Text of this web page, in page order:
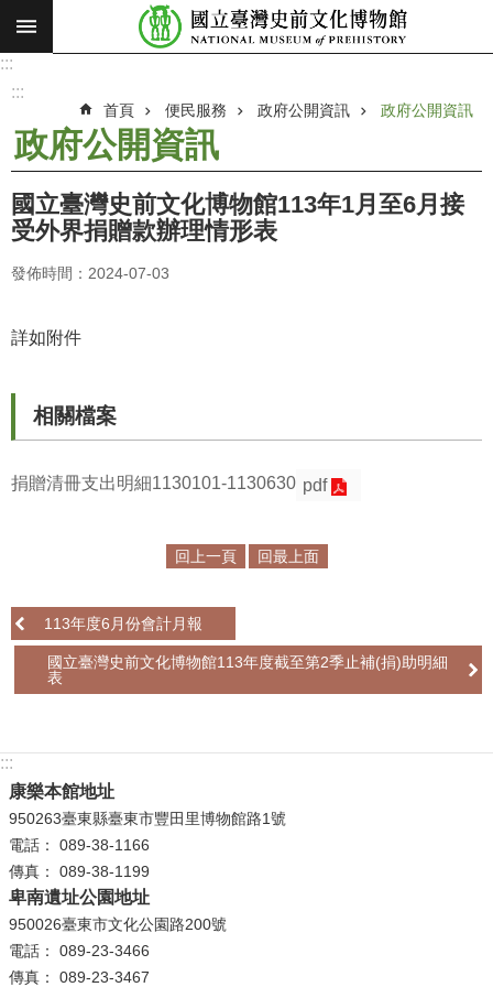
跳到主要內容區塊
搜
願
使
命
最
消
參
觀
覽
索
便
民
服
務
性
別
平
:::
:::
首頁 便民服務 政府公開資訊 政府公開資訊
政府公開資訊
國立臺灣史前文化博物館113年1月至6月接
受外界捐贈款辦理情形表
發佈時間：2024-07-03
詳如附件
相關檔案
捐贈清冊支出明細1130101-1130630 pdf
回上一頁 回最上面
113年度6月份會計月報
國立臺灣史前文化博物館113年度截至第2季止補(捐)助明細
表
:::
康樂本館地址
950263臺東縣臺東市豐田里博物館路1號
電話： 089-38-1166
傳真： 089-38-1199
卑南遺址公園地址
950026臺東市文化公園路200號
電話： 089-23-3466
傳真： 089-23-3467